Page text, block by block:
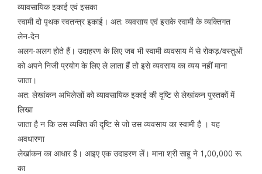
व्यावसायिक इकाई एवं इसका
स्वामी दो पृथक स्वतन्त्र इकाई। अत: व्यवसाय एवं इसके स्वामी के व्यक्तिगत
लेन-देन
अलग-अलग होते हैं। उदाहरण के लिए जब भी स्वामी व्यवसाय में से रोकड़/वस्तुओं
को अपने निजी प्रयोग के लिए ले लाता हैं तो इसे व्यवसाय का व्यय नहीं माना
जाता।
अत: लेखांकन अभिलेखों को व्यावसायिक इकाई की दृष्टि से लेखांकन पुस्तकों में
लिखा
जाता है न कि उस व्यक्ति की दृष्टि से जो उस व्यवसाय का स्वामी है । यह
अवधारणा
लेखांकन का आधार है। आइए एक उदाहरण लें। माना श्री साहू ने 1,00,000 रू.
का